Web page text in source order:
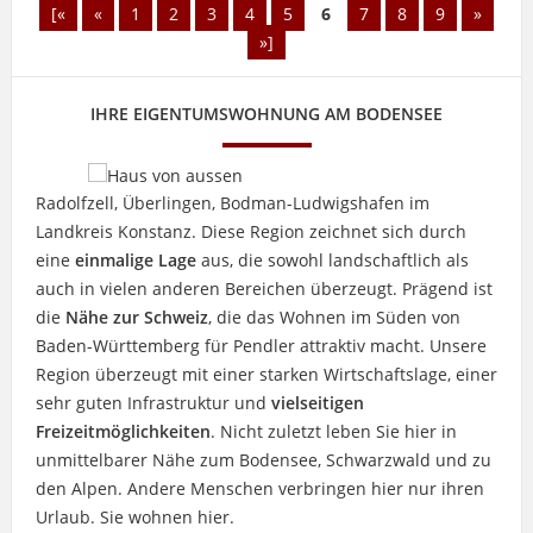
[« « 1 2 3 4 5 6 7 8 9
»
»]
IHRE EIGENTUMSWOHNUNG AM BODENSEE
Radolfzell, Überlingen, Bodman-Ludwigshafen im
Landkreis Konstanz. Diese Region zeichnet sich durch
eine einmalige Lageaus, die sowohl landschaftlich als
auch in vielen anderen Bereichen überzeugt. Prägend ist
die Nähe zur Schweiz, die das Wohnen im Süden von
Baden-Württemberg für Pendler attraktiv macht. Unsere
Region überzeugt mit einer starken Wirtschaftslage, einer
sehr guten Infrastruktur und vielseitigen
Freizeitmöglichkeiten. Nicht zuletzt leben Sie hier in
unmittelbarer Nähe zum Bodensee, Schwarzwald und zu
den Alpen. Andere Menschen verbringen hier nur ihren
Urlaub. Sie wohnen hier.